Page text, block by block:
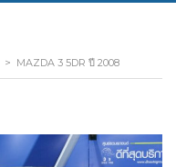
> MAZDA 3 5DR ปี 2008